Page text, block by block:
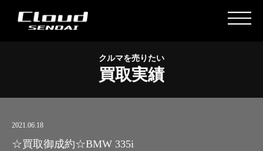
クルマを売りたい
買取実績
2021.06.18
☆買取御成約☆BMW 335i